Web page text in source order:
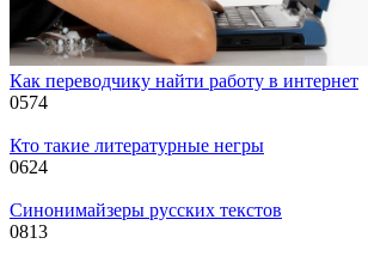
Как переводчику найти работу в интернет
0574
Кто такие литературные негры
0624
Синонимайзеры русских текстов
0813